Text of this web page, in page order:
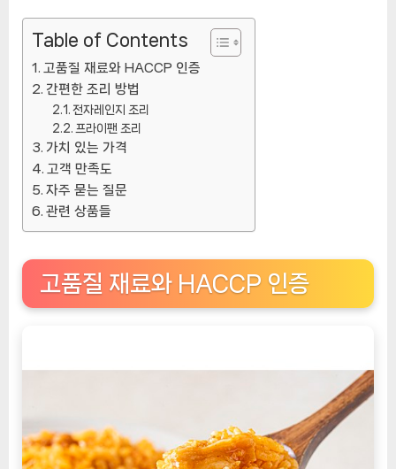
Table of Contents
고품질 재료와 HACCP 인증
간편한 조리 방법
전자레인지 조리
프라이팬 조리
가치 있는 가격
고객 만족도
자주 묻는 질문
관련 상품들
고품질 재료와 HACCP 인증